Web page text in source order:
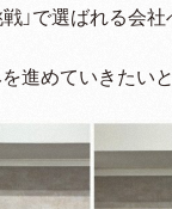
挑戦」で選ばれる会
進めていきたいと